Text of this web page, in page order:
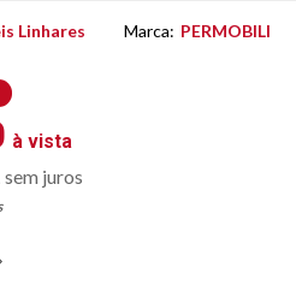
Linhares Marca: PERMOBILI
sem juros